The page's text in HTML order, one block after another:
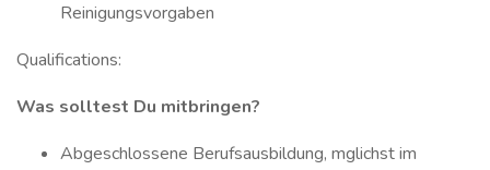
Reinigungsvorgaben
Qualifications:
Was solltest Du mitbringen?
Abgeschlossene Berufsausbildung, mglichst im